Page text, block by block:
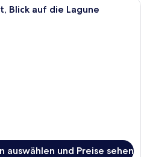
Blick auf die Lagune
auswählen und Preise sehen